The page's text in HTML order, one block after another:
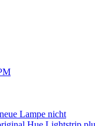
Lampe nicht